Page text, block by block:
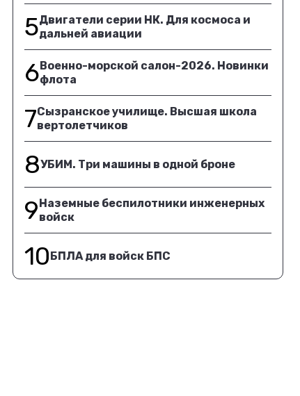
5Двигатели серии НК. Для космоса и
дальней авиации
6Военно-морской салон-2026. Новинки
флота
7Сызранское училище. Высшая школа
вертолетчиков
8УБИМ. Три машины в одной броне
9Наземные беспилотники инженерных
войск
10БПЛА для войск БПС